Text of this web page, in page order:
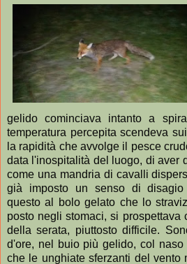
gelido cominciava intanto a
temperatura percepita scendeva
la rapidità che avvolge il pesce
data l'inospitalità del luogo, di aver
come una mandria di cavalli
già imposto un senso di disagio
questo al bolo gelato che lo
posto negli stomaci, si prospettava
della serata, piuttosto difficile.
d'ore, nel buio più gelido, col
che le unghiate sferzanti del vento